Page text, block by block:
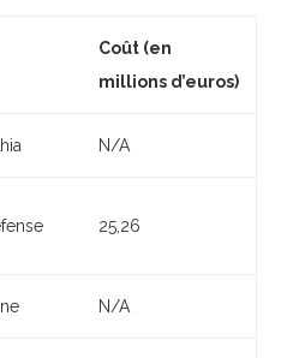
Coût (en
millions d’euros)
N/A
25,26
N/A